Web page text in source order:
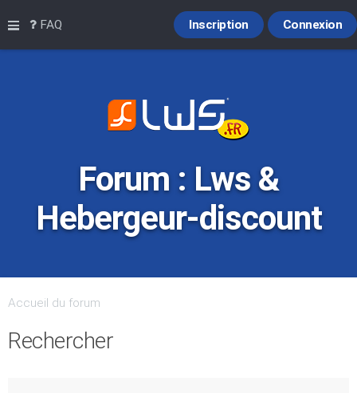
Raccourcis
FAQ Connexion
Inscription
Forum : Lws &
Hebergeur-discount
Accueil du forum
Rechercher